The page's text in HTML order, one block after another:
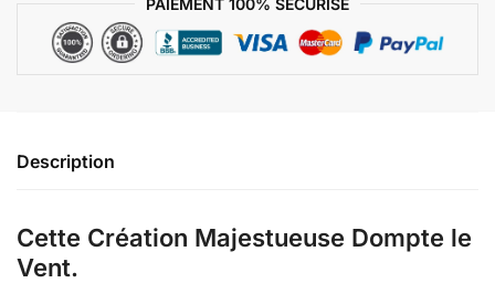
Description
Cette Création Majestueuse Dompte le
Vent.